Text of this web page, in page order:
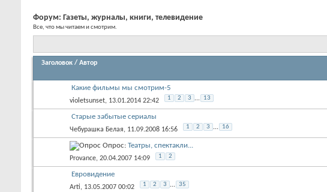
Форум: Газеты, журналы, книги, телевидение
Все, что мы читаем и смотрим.
Заголовок / Автор
Какие фильмы мы смотрим-5
violetsunset, 13.01.2014 22:42 1 2 3 ... 13
Старые забытые сериалы
Чебурашка Белая, 11.09.2008 16:56 1 2 3 ... 16
Опрос: Театры, спектакли...
Provance, 20.04.2007 14:09 1 2
Евровидение
Arti, 13.05.2007 00:02 1 2 3 ... 35